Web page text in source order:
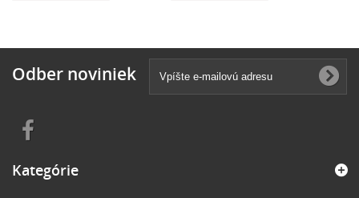
Odber noviniek
Kategórie